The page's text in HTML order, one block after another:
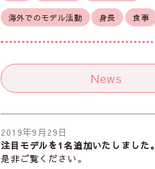
海外でのモデル活動 身長 食事
News
2019年9月29日
注目モデルを1名追加いたしました。
是非ご覧ください。